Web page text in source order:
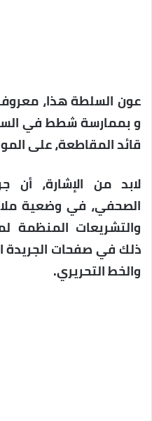
عون السلطة هذا، معروف
و بممارسة شطط في
قائد المقاطعة، على
الصحفي، في وضعية
والتشريعات المنظمة
ذلك في صفحات الجريدة
والخط التحريري.